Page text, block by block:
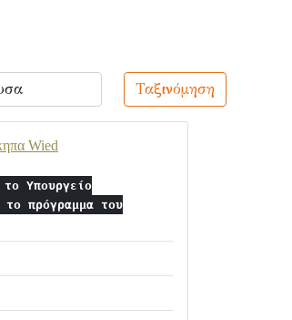
Ταξινόμηση
Wied
Υπουργείο
το πρόγραμμα του